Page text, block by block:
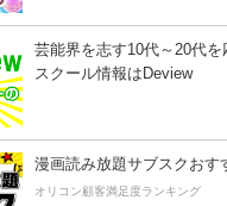
芸能界を志す10代～20代を
スクール情報はDeview
漫画読み放題サブスクおす
オリコン顧客満足度ランキング